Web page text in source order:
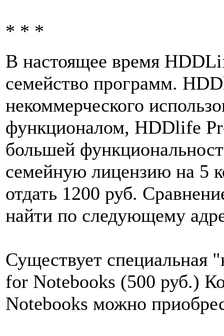
* * *
В настоящее время
семейство программ.
некоммерческого
функционалом, HDDlife
большей
семейную лицензию на 5
отдать 1200 руб.
найти по следующему
Существует специальная
for Notebooks (500 руб.)
Notebooks можно